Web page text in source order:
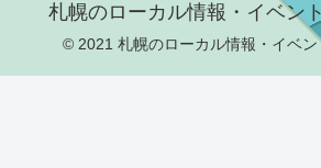
札幌のローカル情報・イベン
© 2021 札幌のローカル情報・イベ